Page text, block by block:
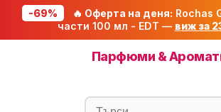
-69% 🔥 Оферта на деня: Rochas
части 100 мл - EDT — виж за
Парфюми &
Блог